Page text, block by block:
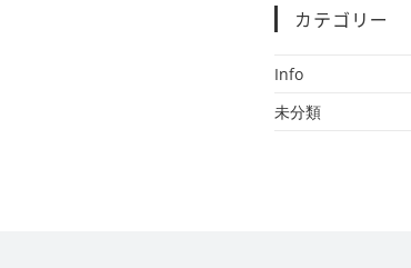
カテゴリー
Info
未分類